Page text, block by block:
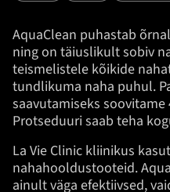
AquaClean puhastab
ning on täiuslikult sobiv
teismelistele kõikide
tundlikuma naha puhul.
saavutamiseks
Protseduuri saab teha
La Vie Clinic kliinikus
nahahooldustooteid.
ainult väga efektiivsed,